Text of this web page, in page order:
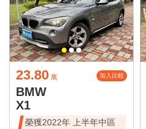
23.80 萬 加入比較
BMW
X1
榮獲2022年 上半年中區